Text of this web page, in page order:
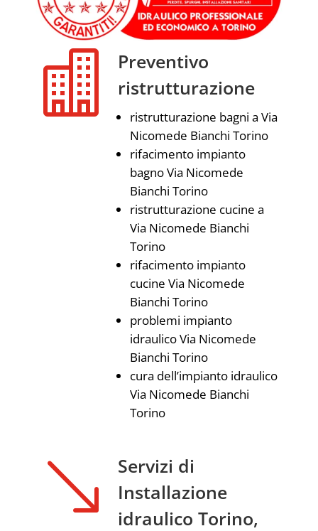

Preventivo
ristrutturazione
ristrutturazione bagni a Via
Nicomede Bianchi Torino
rifacimento impianto
bagno Via Nicomede
Bianchi Torino
ristrutturazione cucine a
Via Nicomede Bianchi
Torino
rifacimento impianto
cucine Via Nicomede
Bianchi Torino
problemi impianto
idraulico Via Nicomede
Bianchi Torino
cura dell’impianto idraulico
Via Nicomede Bianchi
Torino
'
Servizi di
Installazione
idraulico Torino,